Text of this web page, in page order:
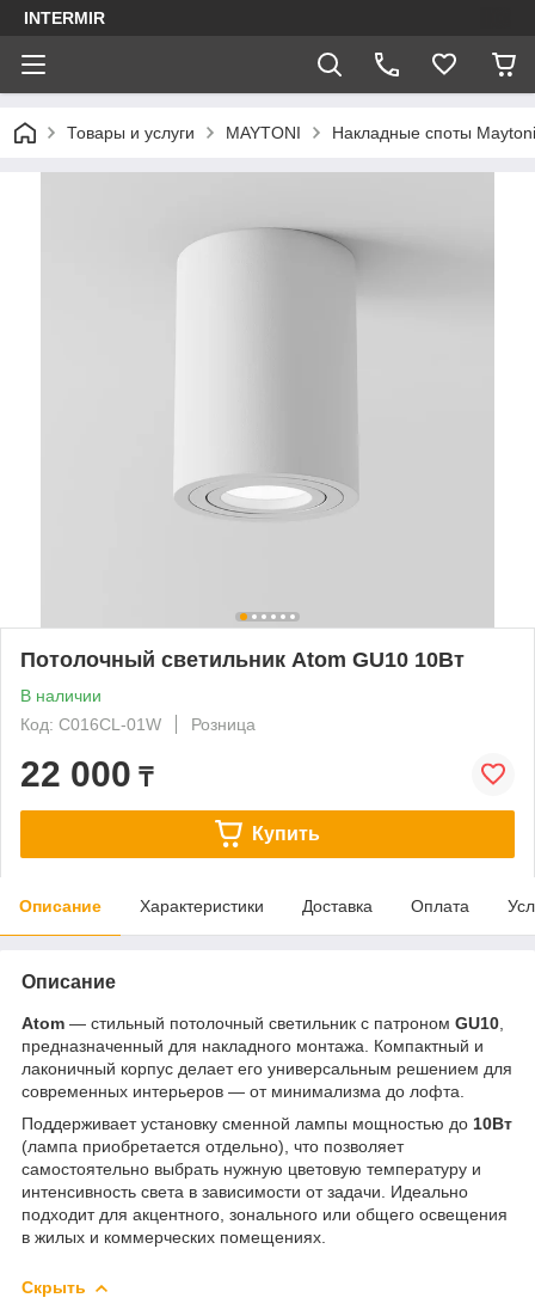
INTERMIR
Товары и услуги MAYTONI Накладные споты Maytoni
Потолочный светильник Atom GU10 10Вт
В наличии
Код: C016CL-01W
Розница
22 000 ₸
Купить
Описание Характеристики Доставка Оплата
Описание
Atom — стильный потолочный светильник с патроном GU10
предназначенный для накладного монтажа. Компактный и
лаконичный корпус делает его универсальным решением для
современных интерьеров — от минимализма до лофта.
Поддерживает установку сменной лампы мощностью до 10Вт
(лампа приобретается отдельно), что позволяет
самостоятельно выбрать нужную цветовую температуру и
интенсивность света в зависимости от задачи. Идеально
подходит для акцентного, зонального или общего освещения
в жилых и коммерческих помещениях.
Скрыть